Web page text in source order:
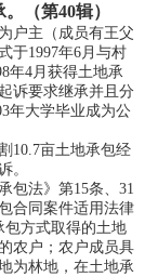
（第40辑）
户主（成员有王父
于1997年6月与村
年4月获得土地承
诉要求继承并且分
年大学毕业成为公
亩土地承包经
。
法》第15条、31
合同案件适用法律
包方式取得的土地
农户；农户成员具
为林地，在土地承